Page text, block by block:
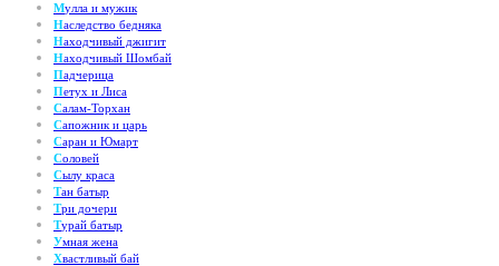
Мулла и мужик
Наследство бедняка
Находчивый джигит
Находчивый Шомбай
Падчерица
Петух и Лиса
Салам-Торхан
Сапожник и царь
Саран и Юмарт
Соловей
Сылу краса
Тан батыр
Три дочери
Турай батыр
Умная жена
Хвастливый бай